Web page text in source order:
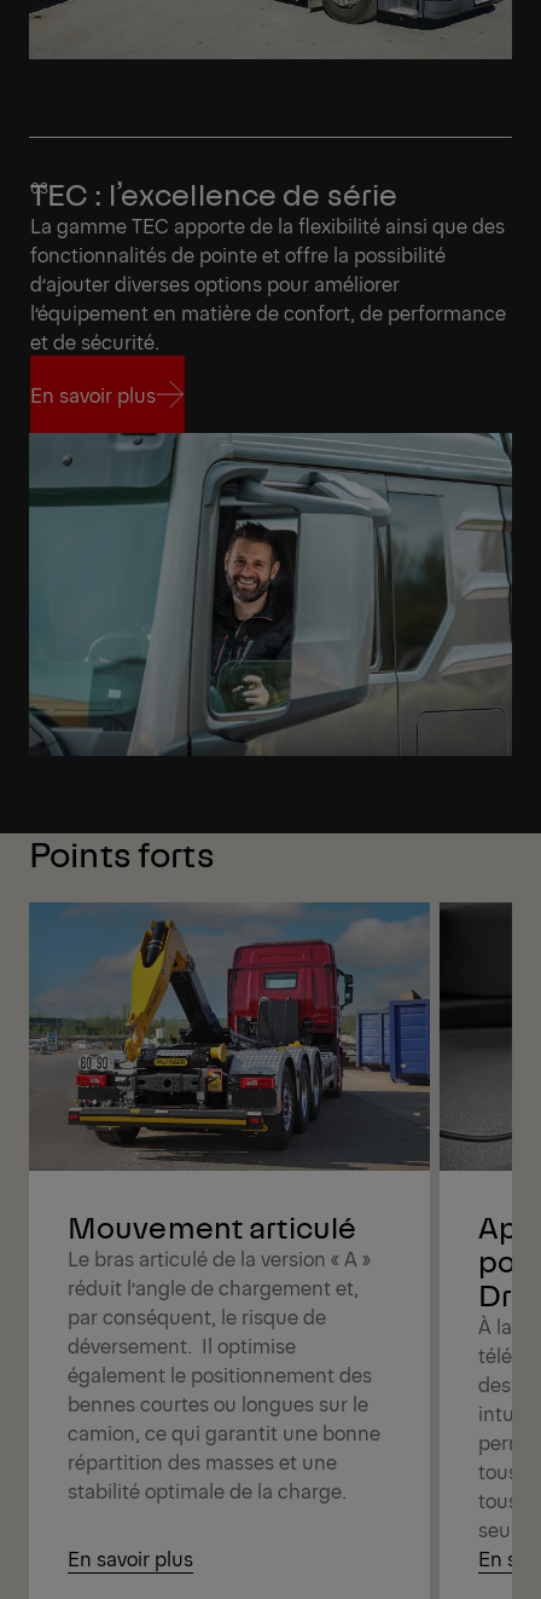
TEC : l’excellence de série
La gamme TEC apporte de la flexibilité ainsi que des
fonctionnalités de pointe et offre la possibilité
d’ajouter diverses options pour améliorer
l’équipement en matière de confort, de performance
et de sécurité.
En savoir plus
En savoir plus
Points forts
Mouvement articulé
Le bras articulé de la version « A »
réduit l’angle de chargement et,
par conséquent, le risque de
déversement. Il optimise
également le positionnement des
bennes courtes ou longues sur le
camion, ce qui garantit une bonne
répartition des masses et une
stabilité optimale de la charge.
En savoir plus
À la
des
tous
tous
seule
En